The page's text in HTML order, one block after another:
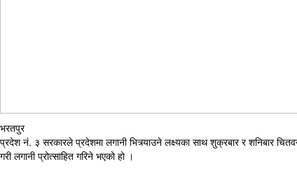
भरतपुर
प्रदेश नं. ३ सरकारले प्रदेशमा लगानी भित्र्याउने लक्ष्यका साथ शुक्रबार र शनिबार
गरी लगानी प्रोत्साहित गरिने भएको हो ।